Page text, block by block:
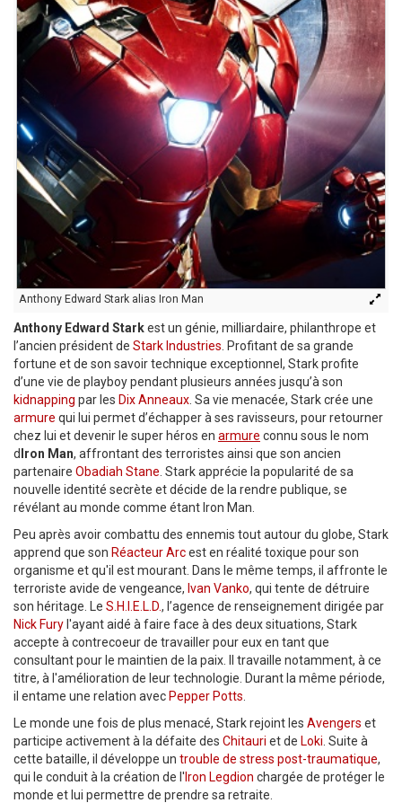
Anthony Edward Stark alias Iron Man
Anthony Edward Starkest un génie, milliardaire, philanthrope et
l’ancien président de Stark Industries . Profitant de sa grande
fortune et de son savoir technique exceptionnel, Stark profite
d’une vie de playboy pendant plusieurs années jusqu’à son
kidnapping par les Dix Anneaux . Sa vie menacée, Stark crée une
armure qui lui permet d’échapper à ses ravisseurs, pour retourner
chez lui et devenir le super héros en armure connu sous le nom
d Iron Man, affrontant des terroristes ainsi que son ancien
partenaire Obadiah Stane . Stark apprécie la popularité de sa
nouvelle identité secrète et décide de la rendre publique, se
révélant au monde comme étant Iron Man.
Peu après avoir combattu des ennemis tout autour du globe, Stark
apprend que son Réacteur Arcest en réalité toxique pour son
organisme et qu'il est mourant. Dans le même temps, il affronte le
terroriste avide de vengeance, Ivan Vanko, qui tente de détruire
son héritage. Le S.H.I.E.L.D., l’agence de renseignement dirigée par
Nick Fury l'ayant aidé à faire face à des deux situations, Stark
accepte à contrecoeur de travailler pour eux en tant que
consultant pour le maintien de la paix. Il travaille notamment, à ce
titre, à l'amélioration de leur technologie. Durant la même période,
il entame une relation avec Pepper Potts
Le monde une fois de plus menacé, Stark rejoint les Avengers et
participe activement à la défaite des Chitauri et de Loki . Suite à
cette bataille, il développe un trouble de stress post-traumatique,
qui le conduit à la création de l' Iron Legdion chargée de protéger le
monde et lui permettre de prendre sa retraite.